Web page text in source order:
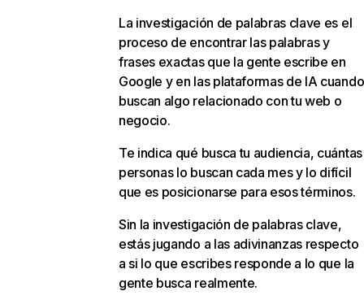
La investigación de palabras clave es el
proceso de encontrar las palabras y
frases exactas que la gente escribe en
Google y en las plataformas de IA cuando
buscan algo relacionado con tu web o
negocio.
Te indica qué busca tu audiencia, cuántas
personas lo buscan cada mes y lo difícil
que es posicionarse para esos términos.
Sin la investigación de palabras clave,
estás jugando a las adivinanzas respecto
a si lo que escribes responde a lo que la
gente busca realmente.